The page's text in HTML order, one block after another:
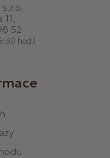
11,
52
hod.)